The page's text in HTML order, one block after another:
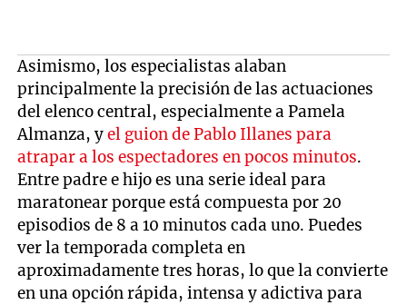
Asimismo, los especialistas alaban
principalmente la precisión de las actuaciones
del elenco central, especialmente a Pamela
Almanza, yel guion de Pablo Illanes para
atrapar a los espectadores en pocos minutos.
Entre padre e hijo es una serie ideal para
maratonear porque está compuesta por 20
episodios de 8 a 10 minutos cada uno. Puedes
ver la temporada completa en
aproximadamente tres horas, lo que la convierte
en una opción rápida, intensa y adictiva para